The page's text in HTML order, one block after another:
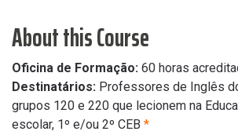
About this Course
Oficina de Formação: 60 horas
Destinatários: Professores de Inglês
grupos 120 e 220 que lecionem na
escolar, 1º e/ou 2º CEB *